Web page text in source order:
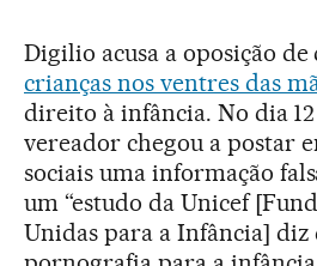
Digilio acusa a oposição
crianças nos ventres das
direito à infância. No dia
vereador chegou a postar
sociais uma informação
um “estudo da Unicef
Unidas para a Infância]